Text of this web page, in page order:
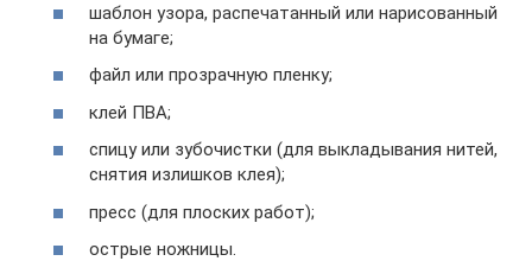
шаблон узора, распечатанный или нарисованный
на бумаге;
файл или прозрачную пленку;
клей ПВА;
спицу или зубочистки (для выкладывания нитей,
снятия излишков клея);
пресс (для плоских работ);
острые ножницы.